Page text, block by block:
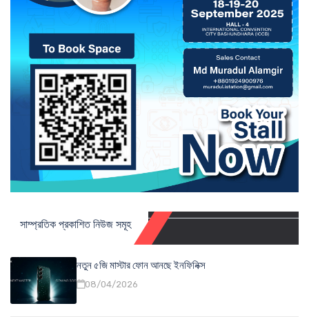
সাম্প্রতিক প্রকাশিত নিউজ সমূহ
নতুন ৫জি মাস্টার ফোন আনছে ইনফিনিক্স
08/04/2026